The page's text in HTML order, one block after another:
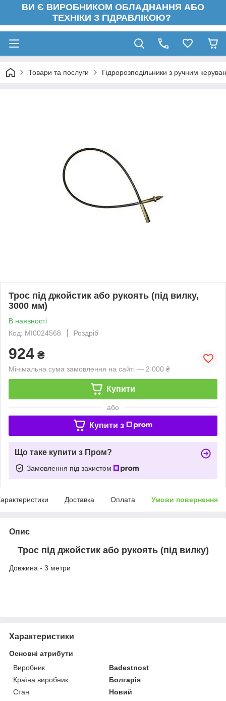
ВИ Є ВИРОБНИКОМ ОБЛАДНАННЯ АБО
ТЕХНІКИ З ГІДРАВЛІКОЮ?
Товари та послуги Гідророзподільники з ручним
Трос під джойстик або рукоять (під вилку,
3000 мм)
В наявності
Код: MI0024568
Роздріб
924 ₴
Мінімальна сума замовлення на сайті — 2 000 ₴
Купити
або
Купити з
Що таке купити з Пром?
Замовлення під захистом
Доставка Оплата Умови повернення
Опис
Трос під джойстик або рукоять (під вилку)
Довжина - 3 метри
Характеристики
Основні атрибути
Виробник
Badestnost
Країна виробник
Болгарія
Стан
Новий